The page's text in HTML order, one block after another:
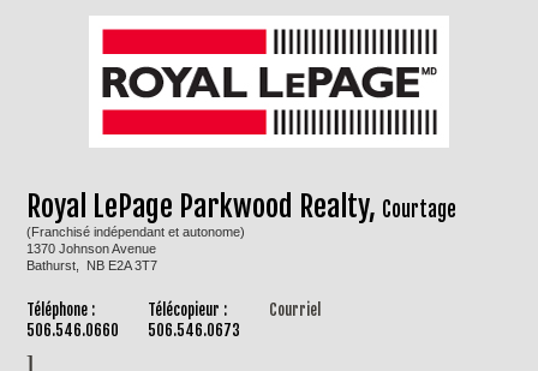
Royal LePage Parkwood Realty, Courtage
(Franchisé indépendant et autonome)
1370 Johnson Avenue
Bathurst, NB E2A 3T7
Téléphone :
506.546.0660
Télécopieur :
506.546.0673
Courriel